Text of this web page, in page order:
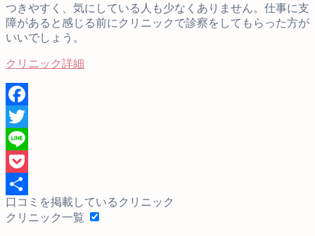
つきやすく、気にしている人も少なくありません。仕事に支
障があると感じる前にクリニックで診察をしてもらった方が
いいでしょう。
クリニック詳細
共
口コミを掲載しているクリニック
クリニック一覧